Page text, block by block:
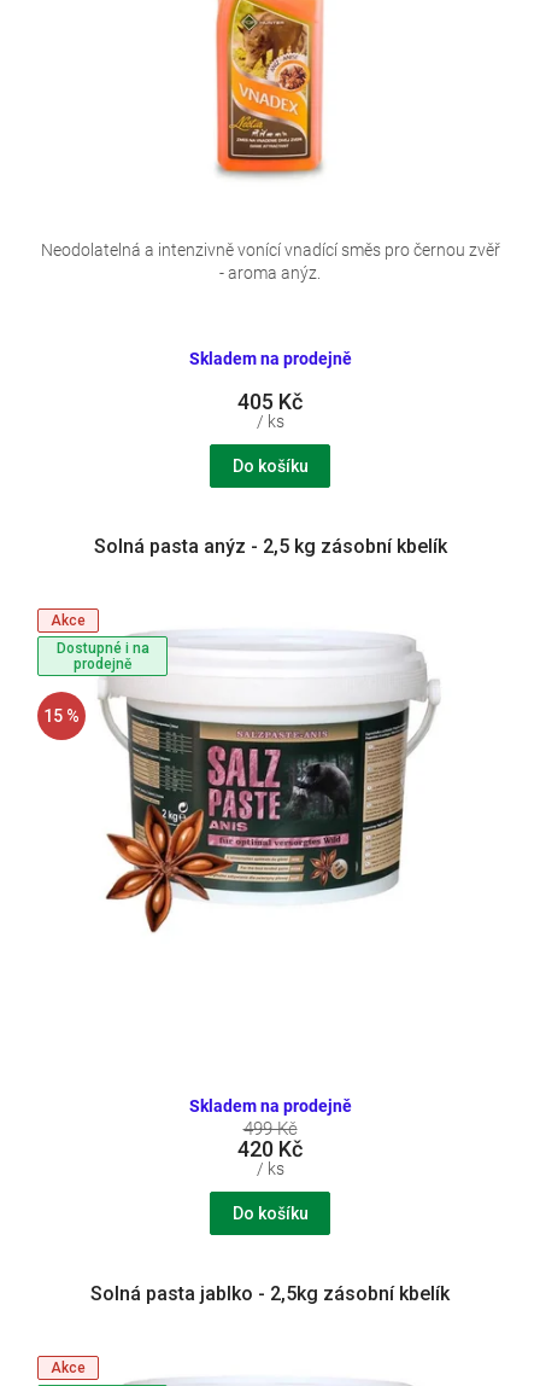
Skladem na prodejně
405 Kč
/ ks
Do košíku
Neodolatelná a intenzivně vonící vnadící směs pro černou zvěř
- aroma anýz.
Akce
Dostupné i na
prodejně
15 %
Solná pasta anýz - 2,5 kg zásobní kbelík
Skladem na prodejně
499 Kč
420 Kč
/ ks
Do košíku
Akce
Solná pasta jablko - 2,5kg zásobní kbelík